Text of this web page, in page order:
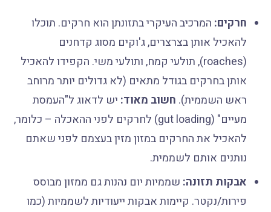
חרקים:המרכיב העיקרי בתזונתן הוא חרקים. תוכלו
להאכיל אותן בצרצרים, ג'וקים מסוג קדחנים
(roaches), תולעי קמח, ותולעי משי. הקפידו להאכיל
אותן בחרקים בגודל מתאים (לא גדולים יותר מרוחב
ראש השממית).חשוב מאוד:יש לדאוג ל"העמסת
מעיים" (gut loading) לחרקים לפני ההאכלה – כלומר,
להאכיל את החרקים במזון מזין בעצמם לפני שאתם
נותנים אותם לשממית.
אבקות תזונה:שממיות יום נהנות גם ממזון מבוסס
פירות/נקטר. קיימות אבקות ייעודיות לשממיות (כמו